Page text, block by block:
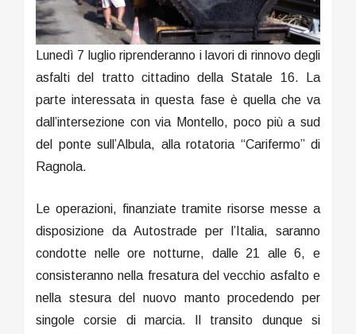
Lunedì 7 luglio riprenderanno i lavori di rinnovo degli
asfalti del tratto cittadino della Statale 16. La
parte interessata in questa fase è quella che va
dall’intersezione con via Montello, poco più a sud
del ponte sull’Albula, alla rotatoria “Carifermo” di
Ragnola.
Le operazioni, finanziate tramite risorse messe a
disposizione da Autostrade per l’Italia, saranno
condotte nelle ore notturne, dalle 21 alle 6, e
consisteranno nella fresatura del vecchio asfalto e
nella stesura del nuovo manto procedendo per
singole corsie di marcia. Il transito dunque si